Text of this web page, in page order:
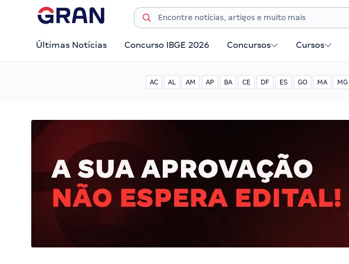
Últimas Notícias Concurso IBGE 2026 Concursos Cursos
AC AL AM AP BA CE DF ES GO MA MG